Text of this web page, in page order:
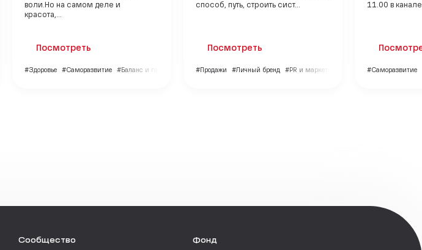
воли.Но на самом деле и
красота,...
Посмотреть
#Здоровье #Саморазвитие #Баланс и гармония
способ, путь, строить сист...
Посмотреть
#Продажи #Личный бренд #PR и маркетинг
11.00 в канале
#Саморазвитие
Сообщество Фонд